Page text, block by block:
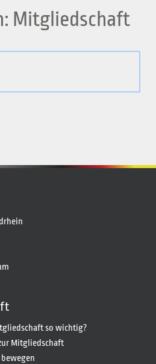
Mitgliedschaft
so wichtig?
Mitgliedschaft